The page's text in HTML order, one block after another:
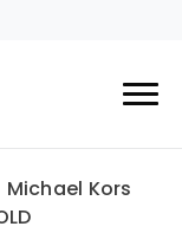
Michael Kors